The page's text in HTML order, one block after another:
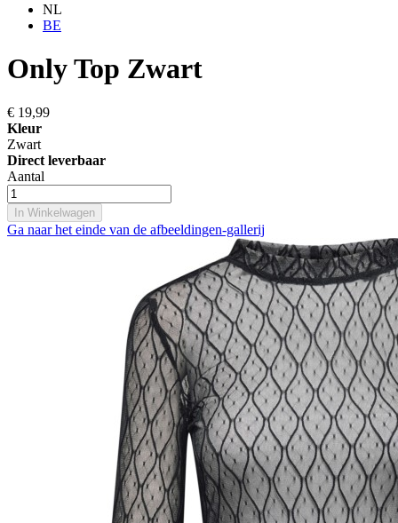
NL
BE
Only Top Zwart
€ 19,99
Kleur
Zwart
Direct leverbaar
Aantal
In Winkelwagen
Ga naar het einde van de afbeeldingen-gallerij